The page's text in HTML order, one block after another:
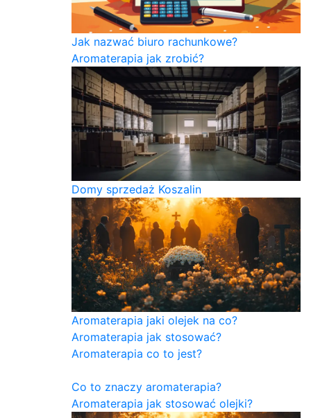
Jak nazwać biuro rachunkowe?
Aromaterapia jak zrobić?
Domy sprzedaż Koszalin
Aromaterapia jaki olejek na co?
Aromaterapia jak stosować?
Aromaterapia co to jest?
Co to znaczy aromaterapia?
Aromaterapia jak stosować olejki?